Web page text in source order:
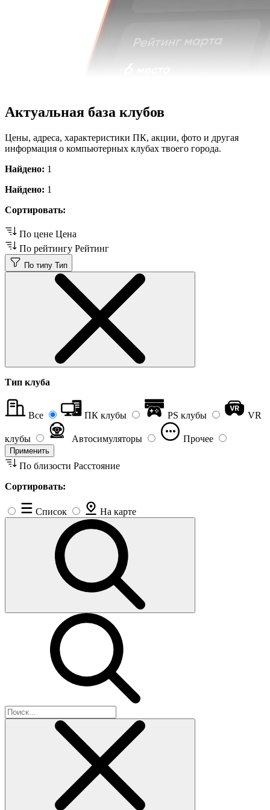
Актуальная база клубов
Цены, адреса, характеристики ПК, акции, фото и другая
информация о компьютерных клубах твоего города.
Найдено: 1
Найдено: 1
Сортировать:
По цене Цена
По рейтингу Рейтинг
По типу Тип
Тип клуба
Все ПК клубы PS клубы VR
клубы Автосимуляторы Прочее
Применить
По близости Расстояние
Сортировать:
Список На карте